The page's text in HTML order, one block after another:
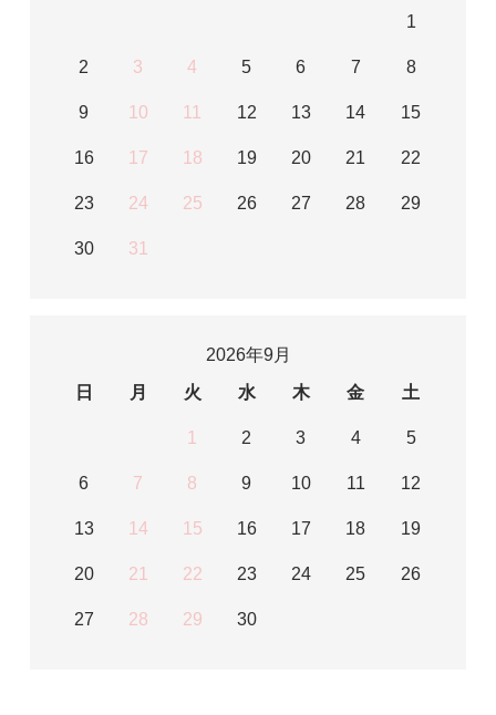
1
2 3 4 5 6 7 8
9 10 11 12 13 14 15
16 17 18 19 20 21 22
23 24 25 26 27 28 29
30 31
2026年9月
日
月 火 水 木 金 土
1 2 3 4 5
6 7 8 9 10 11 12
13 14 15 16 17 18 19
20 21 22 23 24 25 26
27 28 29 30